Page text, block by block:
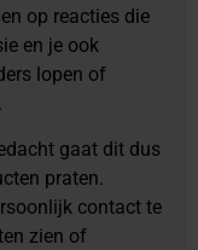
op reacties die
en je ook
lopen of
gaat dit dus
praten.
contact te
zien of